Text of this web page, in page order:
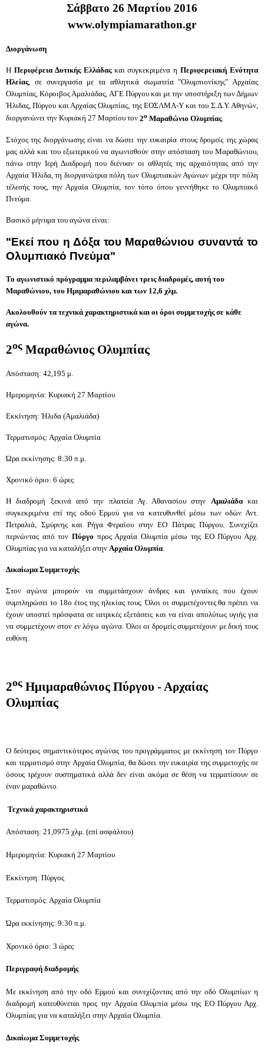
Σάββατο 26 Μαρτίου 2016
www.olympiamarathon.gr
Διοργάνωση
Η Περιφέρεια Δυτικής Ελλάδαςκαι συγκεκριμένα ηΠεριφερειακή Ενότητα
Ηλείας, σε συνεργασία με τα αθλητικά σωματεία "Ολυμπιονίκης" Αρχαίας
Ολυμπίας, Κόροιβος Αμαλιάδας, ΑΓΕ Πύργου και με την υποστήριξη των Δήμων
Ήλιδας, Πύργου και Αρχαίας Ολυμπίας, της ΕΟΣΛΜΑ-Υ και του Σ.Δ.Υ. Αθηνών,
διοργανώνει την Κυριακή 27 Μαρτίου τον 2ο Μαραθώνιο Ολυμπίας.
Στόχος της διοργάνωσης είναι να δώσει την ευκαιρία στους δρομείς της χώρας
μας αλλά και του εξωτερικού να αγωνισθούν στην απόσταση του Μαραθώνιου,
πάνω στην Ιερή Διαδρομή που διένυαν οι αθλητές της αρχαιότητας από την
Αρχαία Ήλιδα, τη διοργανώτρια πόλη των Ολυμπιακών Αγώνων μέχρι την πόλη
τέλεσής τους, την Αρχαία Ολυμπία, τον τόπο όπου γεννήθηκε το Ολυμπιακό
Πνεύμα.
Βασικό μήνυμα του αγώνα είναι:
"Εκεί που η Δόξα του Μαραθώνιου συναντά το
Ολυμπιακό Πνεύμα"
Το αγωνιστικό πρόγραμμα περιλαμβάνει τρεις διαδρομές, αυτή του
Μαραθώνιου, του Ημιμαραθώνιου και των 12,6 χλμ.
Ακολουθούν τα τεχνικά χαρακτηριστικά και οι όροι συμμετοχής σε κάθε
αγώνα.
2ος Μαραθώνιος Ολυμπίας
Απόσταση: 42,195 μ.
Ημερομηνία: Κυριακή 27 Μαρτίου
Εκκίνηση: Ήλιδα (Αμαλιάδα)
Τερματισμός: Αρχαία Ολυμπία
Ώρα εκκίνησης: 8:30 π.μ.
Χρονικό όριο: 6 ώρες
H διαδρομή ξεκινά από την πλατεία Αγ. Αθανασίου στην Αμαλιάδακαι
συγκεκριμένα επί της οδού Ερμού για να κατευθυνθεί μέσω των οδών Αντ.
Πετραλιά, Σμύρνης και Ρήγα Φεραίου στην ΕΟ Πάτρας Πύργου. Συνεχίζει
περνώντας από τον Πύργο προς Αρχαία Ολυμπία μέσω της ΕΟ Πύργου Αρχ.
Ολυμπίας για να καταλήξει στην Αρχαία Ολυμπία
Δικαίωμα Συμμετοχής
Στον αγώνα μπορούν να συμμετάσχουν άνδρες και γυναίκες που έχουν
συμπληρώσει το 18ο έτος της ηλικίας τους. Όλοι οι συμμετέχοντες θα πρέπει να
έχουν υποστεί πρόσφατα σε ιατρικές εξετάσεις και να είναι απολύτως υγιής για
να συμμετέχουν στον εν λόγω αγώνα. Όλοι οι δρομείς συμμετέχουν με δική τους
ευθύνη.
2ος Ημιμαραθώνιος Πύργου - Αρχαίας
Ολυμπίας
Ο δεύτερος σημαντικότερος αγώνας του προγράμματος με εκκίνηση τον Πύργο
και τερματισμό στην Αρχαία Ολυμπία, θα δώσει την ευκαιρία της συμμετοχής σε
όσους τρέχουν συστηματικά αλλά δεν είναι ακόμα σε θέση να τερματίσουν σε
έναν μαραθώνιο.
Τεχνικά χαρακτηριστικά
Απόσταση: 21,0975 χλμ. (επί ασφάλτου)
Ημερομηνία: Κυριακή 27 Μαρτίου
Εκκίνηση: Πύργος
Τερματισμός: Αρχαία Ολυμπία
Ώρα εκκίνησης: 9:30 π.μ.
Χρονικό όριο: 3 ώρες
Περιγραφή διαδρομής
Με εκκίνηση από την οδό Ερμού και συνεχίζοντας από την οδό Ολυμπίων η
διαδρομή κατευθύνεται προς την Αρχαία Ολυμπία μέσω της ΕΟ Πύργου Αρχ.
Ολυμπίας για να καταλήξει στην Αρχαία Ολυμπία.
Δικαίωμα Συμμετοχής